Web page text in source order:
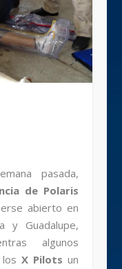
pasada,
de Polaris
abierto en
y Guadalupe,
algunos
losX Pilotsun